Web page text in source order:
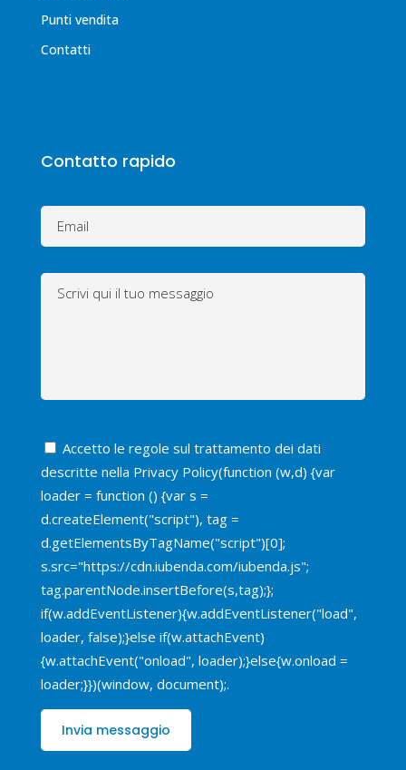
Punti vendita
Contatti
Contatto rapido
Accetto le regole sul trattamento dei dati
descritte nella Privacy Policy(function (w,d) {var
loader = function () {var s =
d.createElement("script"), tag =
d.getElementsByTagName("script")[0];
s.src="https://cdn.iubenda.com/iubenda.js";
tag.parentNode.insertBefore(s,tag);};
if(w.addEventListener){w.addEventListener("load",
loader, false);}else if(w.attachEvent)
{w.attachEvent("onload", loader);}else{w.onload =
loader;}})(window, document);.